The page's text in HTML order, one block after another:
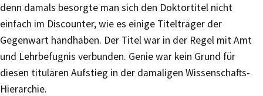
denn damals besorgte man sich den Doktortitel nicht
einfach im Discounter, wie es einige Titelträger der
Gegenwart handhaben. Der Titel war in der Regel mit Amt
und Lehrbefugnis verbunden. Genie war kein Grund für
diesen titulären Aufstieg in der damaligen Wissenschafts-
Hierarchie.